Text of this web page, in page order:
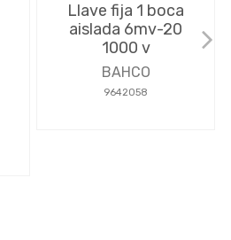
Llave fija 1 boca
aislada 6mv-20
1000 v
BAHCO
9642058